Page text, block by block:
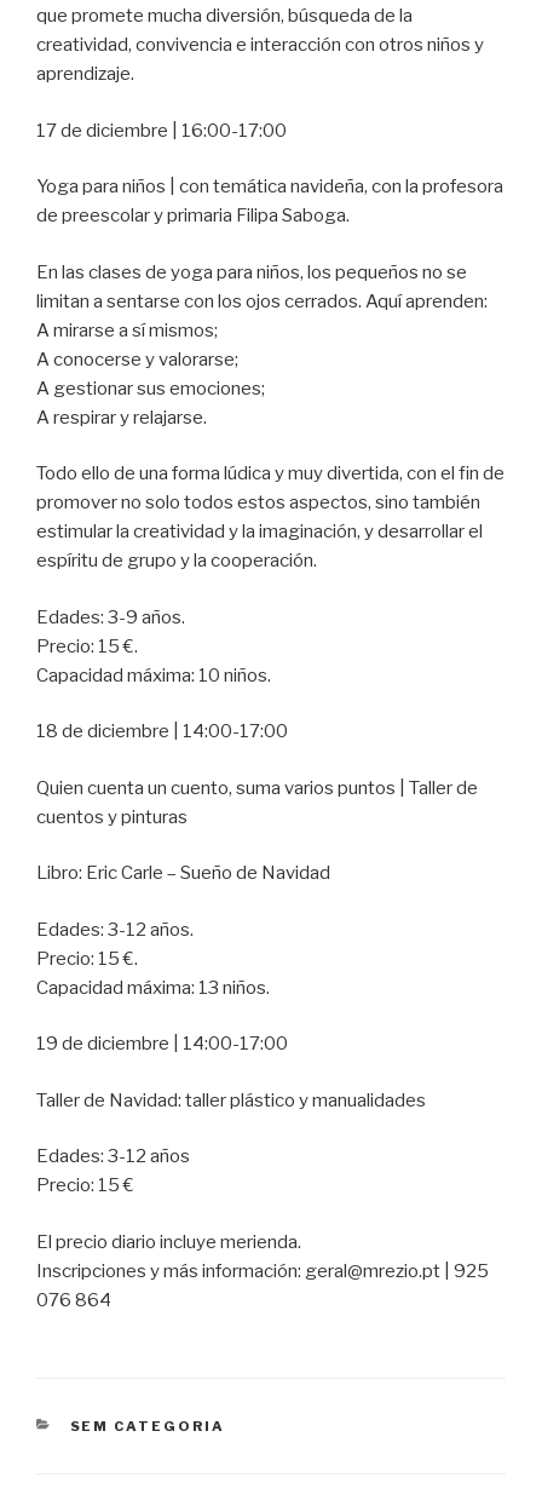
que promete mucha diversión, búsqueda de la
creatividad, convivencia e interacción con otros niños y
aprendizaje.
17 de diciembre | 16:00-17:00
Yoga para niños | con temática navideña, con la profesora
de preescolar y primaria Filipa Saboga.
En las clases de yoga para niños, los pequeños no se
limitan a sentarse con los ojos cerrados. Aquí aprenden:
A mirarse a sí mismos;
A conocerse y valorarse;
A gestionar sus emociones;
A respirar y relajarse.
Todo ello de una forma lúdica y muy divertida, con el fin de
promover no solo todos estos aspectos, sino también
estimular la creatividad y la imaginación, y desarrollar el
espíritu de grupo y la cooperación.
Edades: 3-9 años.
Precio: 15 €.
Capacidad máxima: 10 niños.
18 de diciembre | 14:00-17:00
Quien cuenta un cuento, suma varios puntos | Taller de
cuentos y pinturas
Libro: Eric Carle – Sueño de Navidad
Edades: 3-12 años.
Precio: 15 €.
Capacidad máxima: 13 niños.
19 de diciembre | 14:00-17:00
Taller de Navidad: taller plástico y manualidades
Edades: 3-12 años
Precio: 15 €
El precio diario incluye merienda.
Inscripciones y más información: geral@mrezio.pt | 925
076 864
CATEGORÍAS
SEM CATEGORIA